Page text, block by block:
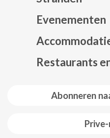
Abonneren
Evenementen
Restaurants